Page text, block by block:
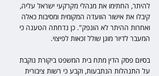
להיתר, החתימו את מנהלי מקרקעי ישראל עליה,
קיבלו את אישור הוועדה המקומית ומסיבות כאלה
ואחרות ההיתר לא הונפק". כן נדחתה הטענה כי
המעבר לדיור מוגן שולל זכאות לפיצוי.
בסיום פסק הדין מתח בית המשפט ביקורת נוקבת
על התנהלות הנתבעות, וקבע כי רשות ציבורית